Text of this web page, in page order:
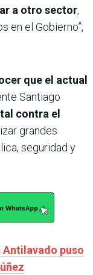
a otro sector,
en el Gobierno”,
que el actual
Santiago
contra el
grandes
seguridad y
Antilavado puso